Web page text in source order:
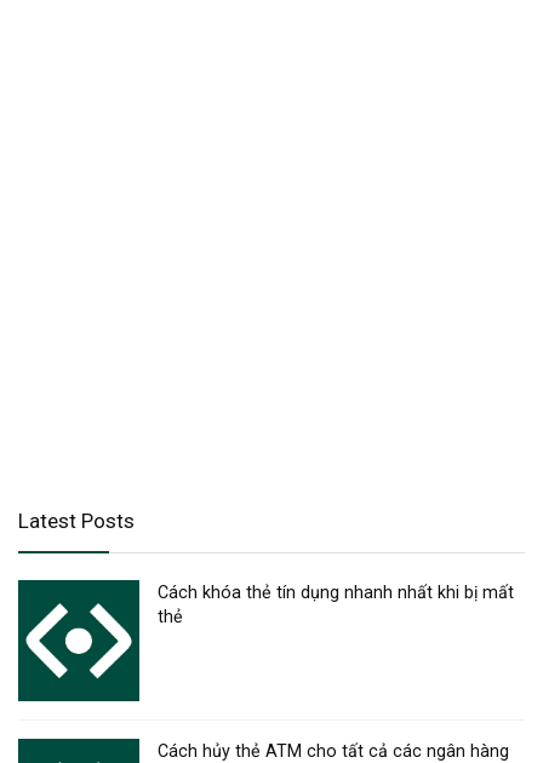
Latest Posts
Cách khóa thẻ tín dụng nhanh nhất khi bị mất
thẻ
Cách hủy thẻ ATM cho tất cả các ngân hàng